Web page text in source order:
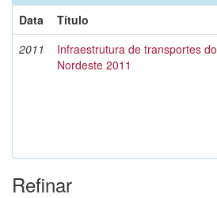
Data
Título
2011
Infraestrutura de transportes do
Nordeste 2011
Refinar